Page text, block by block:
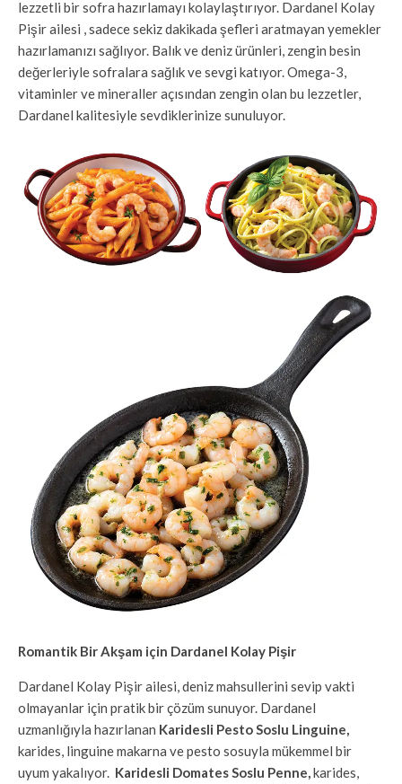
lezzetli bir sofra hazırlamayı kolaylaştırıyor. Dardanel Kolay
Pişir ailesi , sadece sekiz dakikada şefleri aratmayan yemekler
hazırlamanızı sağlıyor. Balık ve deniz ürünleri, zengin besin
değerleriyle sofralara sağlık ve sevgi katıyor. Omega-3,
vitaminler ve mineraller açısından zengin olan bu lezzetler,
Dardanel kalitesiyle sevdiklerinize sunuluyor.
Romantik Bir Akşam için Dardanel Kolay Pişir
Dardanel Kolay Pişir ailesi, deniz mahsullerini sevip vakti
olmayanlar için pratik bir çözüm sunuyor. Dardanel
uzmanlığıyla hazırlanan Karidesli Pesto Soslu Linguine,
karides, linguine makarna ve pesto sosuyla mükemmel bir
uyum yakalıyor. Karidesli Domates Soslu Penne,karides,